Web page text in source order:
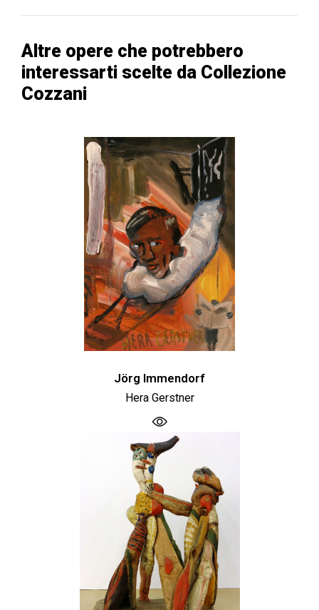
Altre opere che potrebbero
interessarti scelte da Collezione
Cozzani
Jörg Immendorf
Hera Gerstner